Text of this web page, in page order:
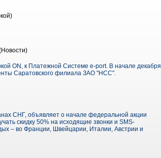
ON, к Платежной Системе e-port. В начале декабря
Саратовского филиала ЗАО "НСС".
СНГ, объявляет о начале федеральной акции
скидку 50% на исходящие звонки и SMS-
– во Франции, Швейцарии, Италии, Австрии и